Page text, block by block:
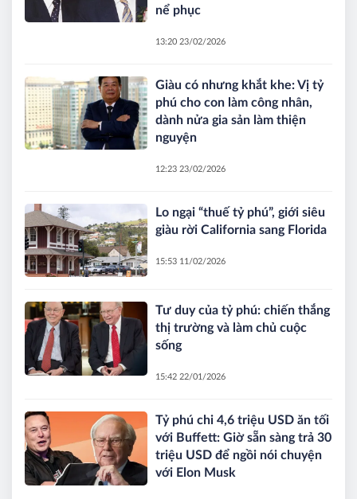
nể phục
13:20 23/02/2026
Giàu có nhưng khắt khe: Vị tỷ
phú cho con làm công nhân,
dành nửa gia sản làm thiện
nguyện
12:23 23/02/2026
Lo ngại “thuế tỷ phú”, giới siêu
giàu rời California sang Florida
15:53 11/02/2026
Tư duy của tỷ phú: chiến thắng
thị trường và làm chủ cuộc
sống
15:42 22/01/2026
Tỷ phú chi 4,6 triệu USD ăn tối
với Buffett: Giờ sẵn sàng trả 30
triệu USD để ngồi nói chuyện
với Elon Musk